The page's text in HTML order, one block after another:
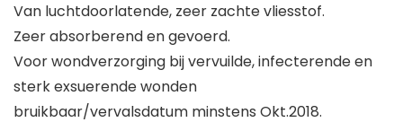
Van luchtdoorlatende, zeer zachte vliesstof.
Zeer absorberend en gevoerd.
Voor wondverzorging bij vervuilde, infecterende en
sterk exsuerende wonden
bruikbaar/vervalsdatum minstens Okt.2018.